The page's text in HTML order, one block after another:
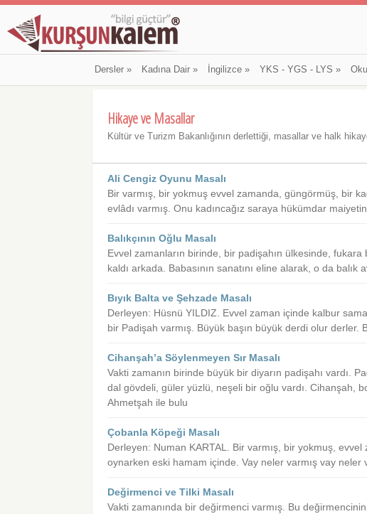
Dersler» Kadına Dair» İngilizce» YKS - YGS - LYS »
Hikaye ve Masallar
Kültür ve Turizm Bakanlığının derlettiği, masallar ve halk
Ali Cengiz Oyunu Masalı
Bir varmış, bir yokmuş evvel zamanda, güngörmüş, bir
evlâdı varmış. Onu kadıncağız saraya hükümdar
Balıkçının Oğlu Masalı
Evvel zamanların birinde, bir padişahın ülkesinde, fukara
kaldı arkada. Babasının sanatını eline alarak, o da balık
Bıyık Balta ve Şehzade Masalı
Derleyen: Hüsnü YILDIZ. Evvel zaman içinde kalbur
bir Padişah varmış. Büyük başın büyük derdi olur derler.
Cihanşah’a Söylenmeyen Sır Masalı
Vakti zamanın birinde büyük bir diyarın padişahı vardı.
dal gövdeli, güler yüzlü, neşeli bir oğlu vardı. Cihanşah,
Ahmetşah ile bulu
Çobanla Köpeği Masalı
Derleyen: Numan KARTAL. Bir varmış, bir yokmuş,
oynarken eski hamam içinde. Vay neler varmış vay neler
Değirmenci ve Tilki Masalı
Vakti zamanında bir değirmenci varmış. Bu